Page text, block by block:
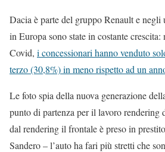
Dacia è parte del gruppo Renault e
in Europa sono state in costante
Covid, i concessionari hanno venduto
terzo (30,8%) in meno rispetto ad un
Le foto spia della nuova generazione
punto di partenza per il lavoro
dal rendering il frontale è preso in
Sandero – l’auto ha fari più stretti che